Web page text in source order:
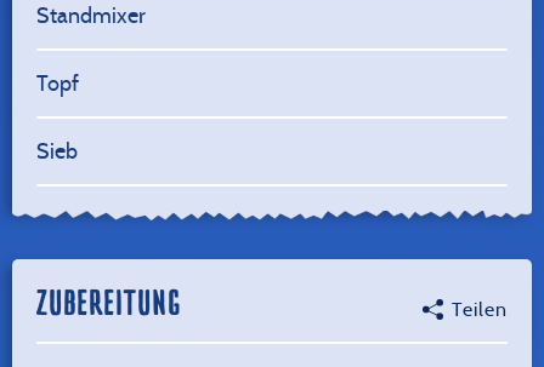
Standmixer
Topf
Sieb
ZUBEREITUNG Teilen